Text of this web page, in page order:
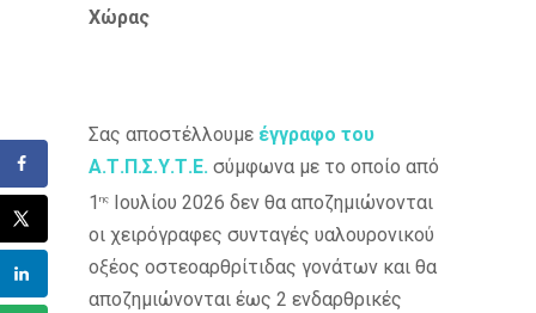
Χώρας
Σας αποστέλλουμε έγγραφο του
Α.Τ.Π.Σ.Υ.Τ.Ε. σύμφωνα με το οποίο από
1 ης
Ιουλίου 2026 δεν θα αποζημιώνονται
οι χειρόγραφες συνταγές υαλουρονικού
οξέος οστεοαρθρίτιδας γονάτων και θα
αποζημιώνονται έως 2 ενδαρθρικές